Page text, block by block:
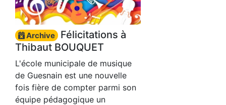
Archive
Félicitations à
Thibaut BOUQUET
L'école municipale de musique
de Guesnain est une nouvelle
fois fière de compter parmi son
équipe pédagogique un